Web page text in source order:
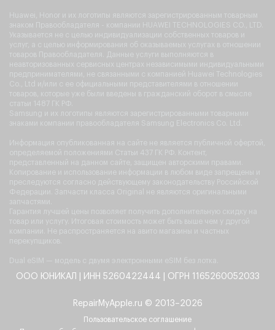
Huawei, Honor и их логотипы являются зарегистрированным товарным
знаком Правообладателя - компании HUAWEI TECHNOLOGIES CO., LTD.
Указывается не с целью индивидуализации собственных товаров и
услуг, а с целью информирования об оказываемых услугах в отношении
товаров Правообладателя. Данные услуги выполняются в
неавторизованных сервисных центрах независимыми индивидуальными
предпринимателями, не связанными с компанией Huawei Technologies
Co., Ltd и/или с ее официальными представителями в отношении
товаров, которые уже были введены в гражданский оборот в смысле
статьи 1487 ГК РФ.
Samsung и их логотипы являются зарегистрированными товарными
знаками компании правообладателя Samsung Electronics Co. Ltd.
Информация опубликованная на сайте не является публичной офертой,
определяемой положениями Статьи 437 ГК РФ. Контент,
представленный на данном сайте, защищен авторскими правами.
Копирование и использование информации в любом виде запрещены и
преследуются согласно действующему законодательству Российской
Федерации. Запчасти класса Original не являются оригинальными
запчастями.
Гарантия лучшей цены позволяет получить дополнительную скидку на
товар или услугу. Итоговая стоимость может быть выше чем у другой
компании. Не распространяется на авито магазины и частных
перекупщиков.
Dual eSIM — модель с двумя электронными eSIM без лотка.
ООО ЮНИКАЛ | ИНН 5260422444 | ОГРН 1165260052033
RepairMyApple.ru © 2013–2026
Пользовательское соглашение